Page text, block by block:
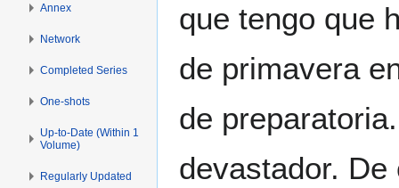
que tengo que
de primavera
de
devastador.
Annex
Network
Completed Series
One-shots
Up-to-Date (Within 1
Volume)
Regularly Updated